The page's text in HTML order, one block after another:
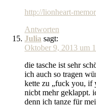
http://lionheart-
Antworten
Julia sagt:
Oktober 9, 2013 um
die tasche ist sehr
ich auch so tragen
kette zu „fuck you, if
nicbt mehr geklappt.
denn ich tanze für